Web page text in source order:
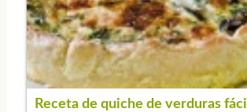
Receta de quiche de verduras fácil